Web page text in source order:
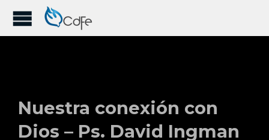
Nuestra conexión con
Dios – Ps. David Ingman